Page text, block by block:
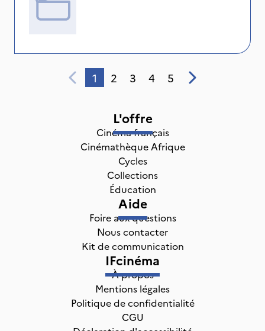
1 2 3 4 5
L'offre
Cinéma français
Cinémathèque Afrique
Cycles
Collections
Éducation
Aide
Foire aux questions
Nous contacter
Kit de communication
IFcinéma
À propos
Mentions légales
Politique de confidentialité
CGU